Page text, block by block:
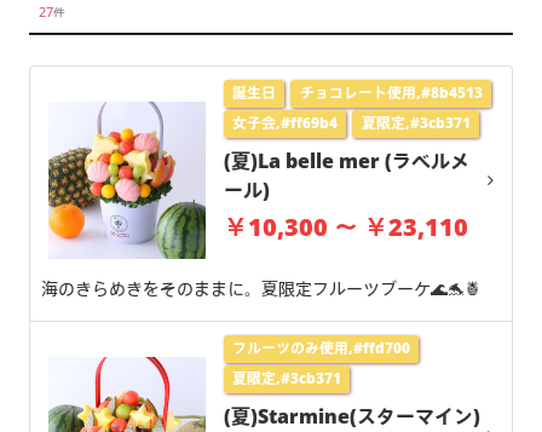
27件
誕生日
チョコレート使用,#8b4513
女子会,#ff69b4
夏限定,#3cb371
(夏)La belle mer (ラベルメ
ール)
￥10,300 ～ ￥23,110
海のきらめきをそのままに。夏限定フルーツブーケ🌊🐬🍍
フルーツのみ使用,#ffd700
夏限定,#3cb371
(夏)Starmine(スターマイン)